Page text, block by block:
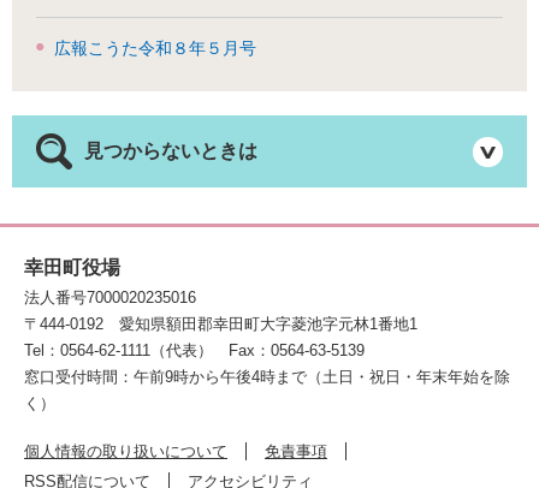
広報こうた令和８年５月号
見つからないときは
幸田町役場
法人番号7000020235016
〒444-0192
愛知県額田郡幸田町大字菱池字元林1番地1
Tel：0564-62-1111（代表）
Fax：0564-63-5139
窓口受付時間：午前9時から午後4時まで（土日・祝日・年末年始を除
く）
個人情報の取り扱いについて
免責事項
RSS配信について
アクセシビリティ